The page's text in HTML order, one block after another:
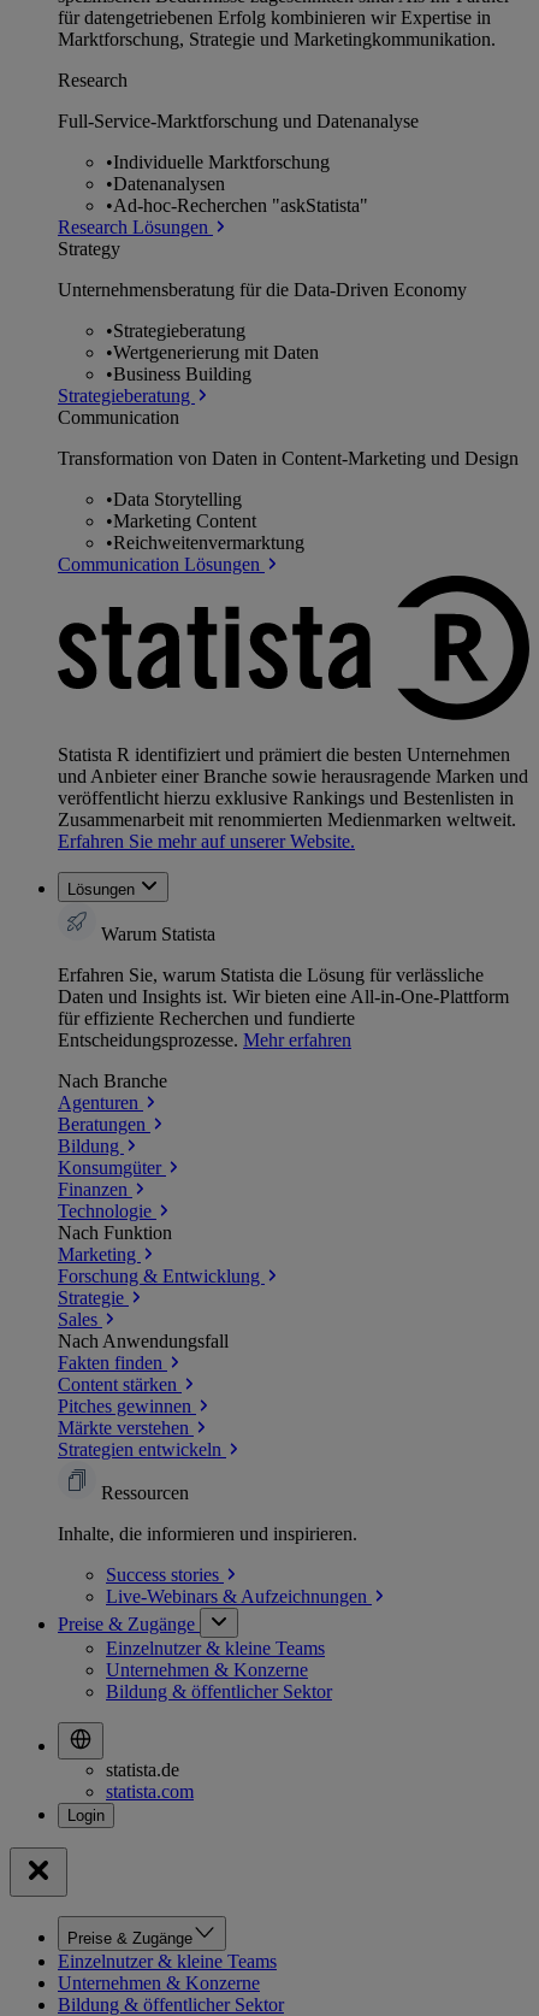
für datengetriebenen Erfolg kombinieren wir Expertise in
Marktforschung, Strategie und Marketingkommunikation.
Research
Full-Service-Marktforschung und Datenanalyse
•Individuelle Marktforschung
•Datenanalysen
•Ad-hoc-Recherchen "askStatista"
Research Lösungen
Strategy
Unternehmens­beratung für die Data-Driven Economy
•Strategieberatung
•Wertgenerierung mit Daten
•Business Building
Strategieberatung
Communication
Transformation von Daten in Content-Marketing und Design
•Data Storytelling
•Marketing Content
•Reichweitenvermarktung
Communication Lösungen
Statista R identifiziert und prämiert die besten Unternehmen
und Anbieter einer Branche sowie herausragende Marken und
veröffentlicht hierzu exklusive Rankings und Bestenlisten in
Zusammenarbeit mit renommierten Medienmarken weltweit.
Erfahren Sie mehr auf unserer Website.
Lösungen
Warum Statista
Erfahren Sie, warum Statista die Lösung für verlässliche
Daten und Insights ist. Wir bieten eine All-in-One-Plattform
für effiziente Recherchen und fundierte
Entscheidungsprozesse. Mehr erfahren
Nach Branche
Agenturen
Beratungen
Bildung
Konsumgüter
Finanzen
Technologie
Nach Funktion
Marketing
Forschung & Entwicklung
Strategie
Sales
Nach Anwendungsfall
Fakten finden
Content stärken
Pitches gewinnen
Märkte verstehen
Strategien entwickeln
Ressourcen
Inhalte, die informieren und inspirieren.
Success stories
Live-Webinars & Aufzeichnungen
Preise & Zugänge
Einzelnutzer & kleine Teams
Unternehmen & Konzerne
Bildung & öffentlicher Sektor
statista.de
statista.com
Preise & Zugänge
Einzelnutzer & kleine Teams
Unternehmen & Konzerne
Bildung & öffentlicher Sektor